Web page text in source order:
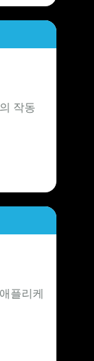
작동
플리케